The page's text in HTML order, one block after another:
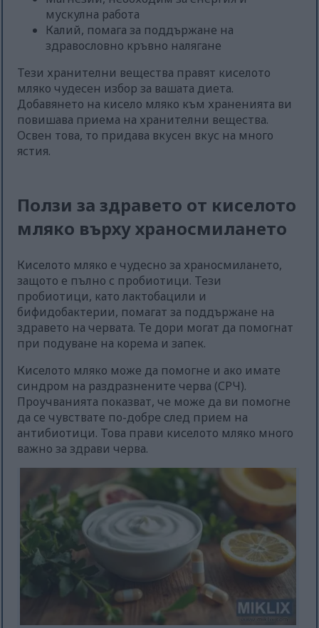
мускулна работа
Калий, помага за поддържане на
здравословно кръвно налягане
Тези хранителни вещества правят киселото
мляко чудесен избор за вашата диета.
Добавянето на кисело мляко към храненията ви
повишава приема на хранителни вещества.
Освен това, то придава вкусен вкус на много
ястия.
Ползи за здравето от киселото
мляко върху храносмилането
Киселото мляко е чудесно за храносмилането,
защото е пълно с пробиотици. Тези
пробиотици, като лактобацили и
бифидобактерии, помагат за поддържане на
здравето на червата. Те дори могат да помогнат
при подуване на корема и запек.
Киселото мляко може да помогне и ако имате
синдром на раздразнените черва (СРЧ).
Проучванията показват, че може да ви помогне
да се чувствате по-добре след прием на
антибиотици. Това прави киселото мляко много
важно за здрави черва.